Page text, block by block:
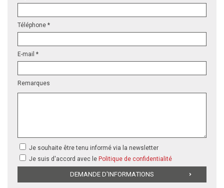
Téléphone *
E-mail *
Remarques
Je souhaite être tenu informé via la newsletter
Je suis d'accord avec le Politique de confidentialité